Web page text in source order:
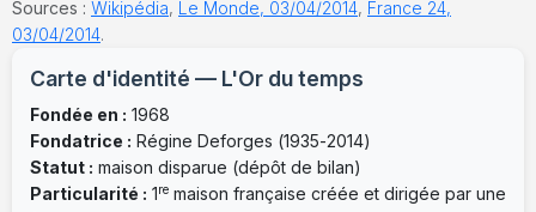
Sources : Wikipédia, Le Monde, 03/04/2014, France 24,
03/04/2014.
Carte d'identité — L'Or du temps
Fondée en : 1968
Fondatrice : Régine Deforges (1935-2014)
Statut : maison disparue (dépôt de bilan)
Particularité : 1re maison française créée et dirigée par une